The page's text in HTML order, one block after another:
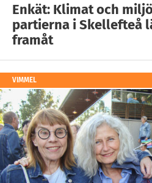
Enkät: Klimat och
partierna i Skellefteå
framåt
VIMMEL